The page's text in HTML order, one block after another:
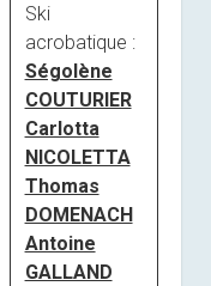
Ski
acrobatique :
Ségolène
COUTURIER
Carlotta
NICOLETTA
Thomas
DOMENACH
Antoine
GALLAND